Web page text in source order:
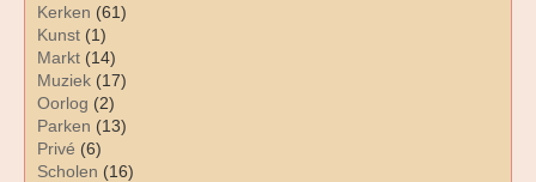
Kerken (61)
Kunst (1)
Markt (14)
Muziek (17)
Oorlog (2)
Parken (13)
Privé (6)
Scholen (16)